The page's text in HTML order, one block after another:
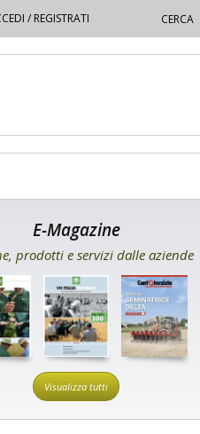
/ REGISTRATI
E-Magazine
prodotti e servizi dalle aziende
Visualizza tutti